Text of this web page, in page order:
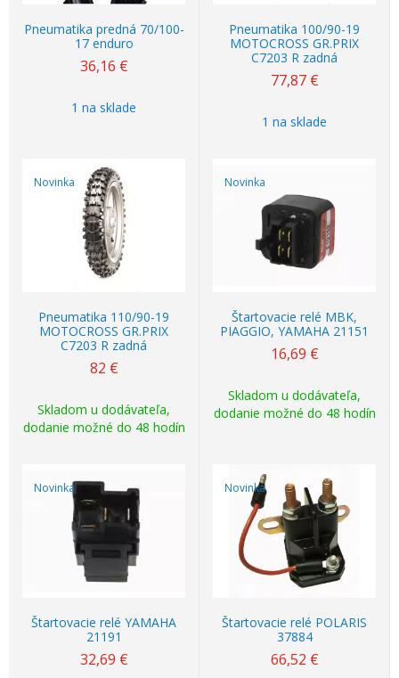
Pneumatika predná 70/100-
17 enduro
36,16 €
1 na sklade
Pneumatika 100/90-19
MOTOCROSS GR.PRIX
C7203 R zadná
77,87 €
1 na sklade
Novinka
Pneumatika 110/90-19
MOTOCROSS GR.PRIX
C7203 R zadná
82 €
Skladom u dodávateľa,
dodanie možné do 48 hodín
Novinka
Štartovacie relé MBK,
PIAGGIO, YAMAHA 21151
16,69 €
Skladom u dodávateľa,
dodanie možné do 48 hodín
Novinka
Štartovacie relé YAMAHA
21191
32,69 €
Novinka
Štartovacie relé POLARIS
37884
66,52 €